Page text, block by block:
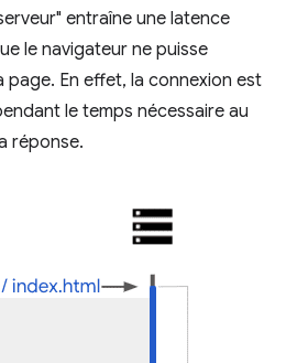
entraîne une latence
le navigateur ne puisse
page. En effet, la connexion est
le temps nécessaire au
réponse.